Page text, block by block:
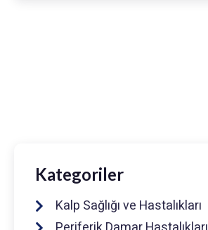
Kategoriler
Kalp Sağlığı ve Hastalıkları